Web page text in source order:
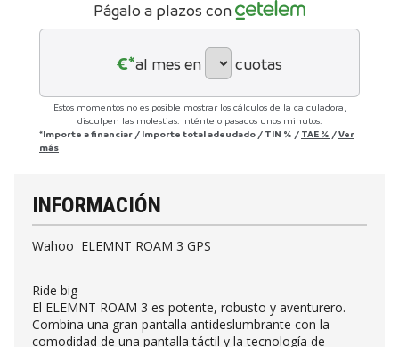
Págalo a plazos con
€*al mes en cuotas
Estos momentos no es posible mostrar los cálculos de la calculadora,
disculpen las molestias. Inténtelo pasados unos minutos.
*Importe a financiar / Importe total adeudado / TIN % / TAE % /Ver
más
INFORMACIÓN
Wahoo ELEMNT ROAM 3 GPS
Ride big
El ELEMNT ROAM 3 es potente, robusto y aventurero.
Combina una gran pantalla antideslumbrante con la
comodidad de una pantalla táctil y la tecnología de